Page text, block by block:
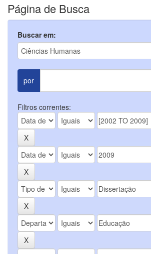
Página de Busca
Buscar em:
por
Filtros correntes: